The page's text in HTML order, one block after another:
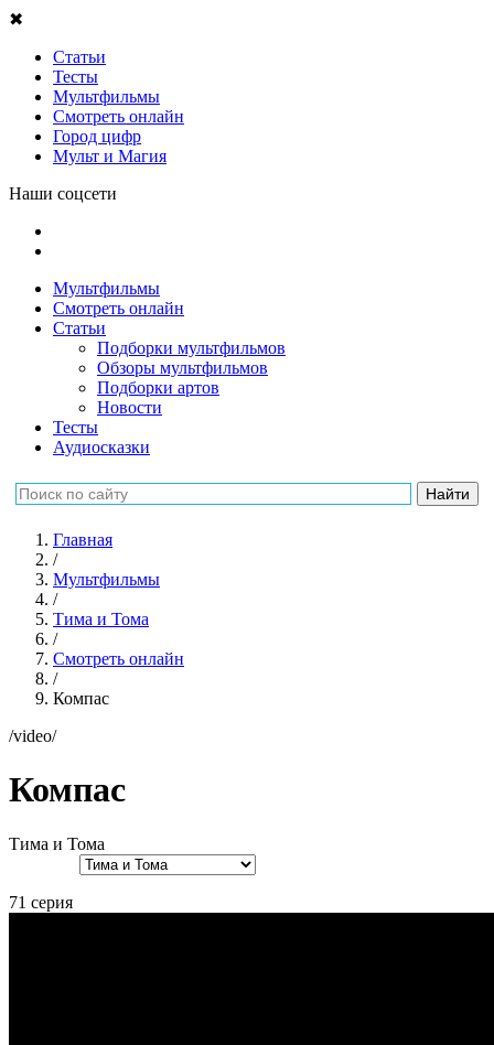
✖
Статьи
Тесты
Мультфильмы
Смотреть онлайн
Город цифр
Мульт и Магия
Наши соцсети
Мультфильмы
Смотреть онлайн
Статьи
Подборки мультфильмов
Обзоры мультфильмов
Подборки артов
Новости
Тесты
Аудиосказки
Главная
/
Мультфильмы
/
Тима и Тома
/
Смотреть онлайн
/
Компас
/video/
Компас
Тима и Тома
71 серия